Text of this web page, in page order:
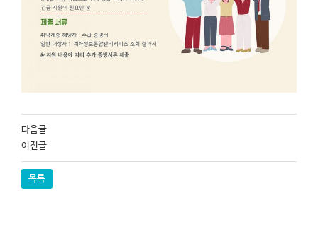
다음글
이전글
목록